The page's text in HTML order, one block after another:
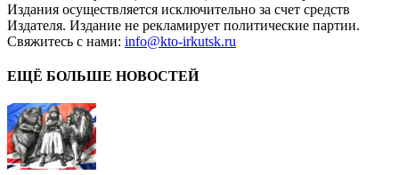
Издания осуществляется исключительно за счет средств
Издателя. Издание не рекламирует политические партии.
Свяжитесь с нами: info@kto-irkutsk.ru
ЕЩЁ БОЛЬШЕ НОВОСТЕЙ